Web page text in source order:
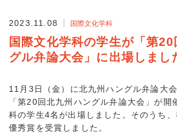
2023.11.08 国際文化学科
国際文化学科の学生が「第20
グル弁論大会」に出場しまし
11月3日（金）に北九州ハングル弁論大
「第20回北九州ハングル弁論大会」が開
科の学生4名が出場しました。そのうち
優秀賞を受賞しました。